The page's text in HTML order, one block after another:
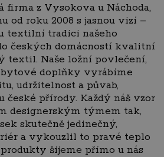
firma z Vysokova u Náchoda,
od roku 2008 s jasnou vizí –
textilní tradici našeho
českých domácností kvalitní
textil. Naše ložní povlečení,
bytové doplňky vyrábíme
udržitelnost a půvab,
české přírody. Každý náš vzor
designerským týmem tak,
skutečně jedinečný,
a vykouzlil to pravé teplo
šijeme přímo u nás